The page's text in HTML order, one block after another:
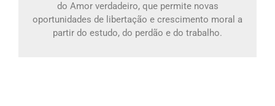
do Amor verdadeiro, que permite novas
oportunidades de libertação e crescimento moral a
partir do estudo, do perdão e do trabalho.